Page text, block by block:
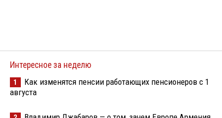
Интересное за неделю
1
Как изменятся пенсии работающих пенсионеров с 1
августа